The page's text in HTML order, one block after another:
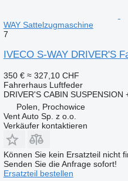
WAY Sattelzugmaschine
7
IVECO S-WAY DRIVER'S
350 € ≈ 327,10 CHF
Fahrerhaus Luftfeder
DRIVER'S CABIN SUSPENSION
Polen, Prochowice
Vent Auto Sp. z o.o.
Verkäufer kontaktieren
Können Sie kein Ersatzteil nicht
Senden Sie die Anfrage sofort!
Ersatzteil bestellen